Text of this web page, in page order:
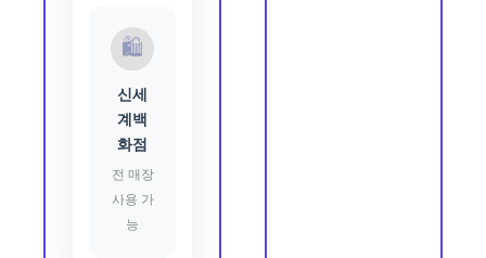
🛍️
신세
계백
화점
전 매장
사용 가
능